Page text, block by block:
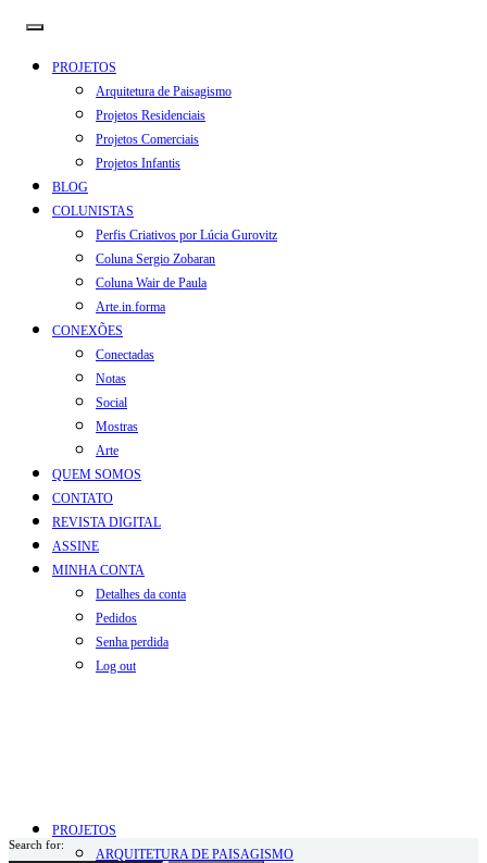
PROJETOS
Arquitetura de Paisagismo
Projetos Residenciais
Projetos Comerciais
Projetos Infantis
BLOG
COLUNISTAS
Perfis Criativos por Lúcia Gurovitz
Coluna Sergio Zobaran
Coluna Wair de Paula
Arte.in.forma
CONEXÕES
Conectadas
Notas
Social
Mostras
Arte
QUEM SOMOS
CONTATO
REVISTA DIGITAL
ASSINE
MINHA CONTA
Detalhes da conta
Pedidos
Senha perdida
Log out
PROJETOS
ARQUITETURA DE PAISAGISMO
Search for: